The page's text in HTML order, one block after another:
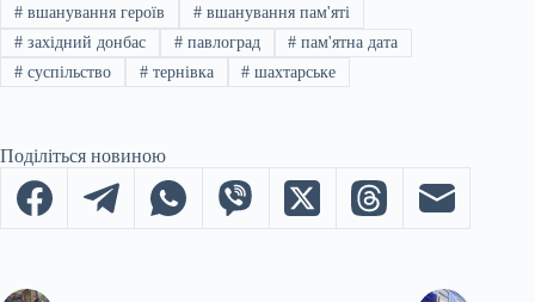
#вшанування героїв #вшанування пам'яті
#західний донбас #павлоград # пам'ятна дата
#суспільство #тернівка # шахтарське
Поділіться новиною